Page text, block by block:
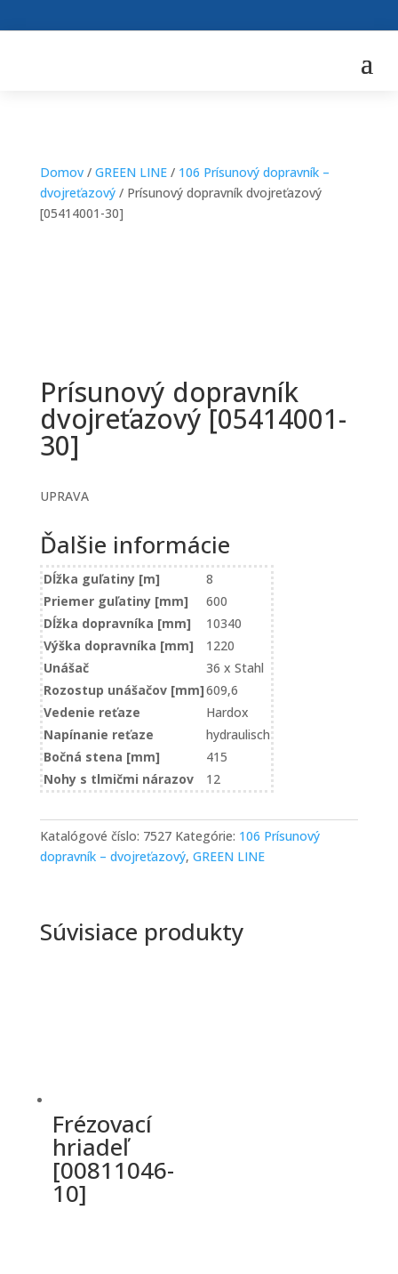
Domov/ GREEN LINE/ 106 Prísunový dopravník –
dvojreťazový/ Prísunový dopravník dvojreťazový
[05414001-30]
Prísunový dopravník
dvojreťazový [05414001-
30]
UPRAVA
Ďalšie informácie
Dĺžka guľatiny [m]
8
Priemer guľatiny [mm]
600
Dĺžka dopravníka [mm]
10340
Výška dopravníka [mm]
1220
Unášač
36 x Stahl
Rozostup unášačov [mm]609,6
Vedenie reťaze
Hardox
Napínanie reťaze
hydraulisch
Bočná stena [mm]
415
Nohy s tlmičmi nárazov
12
Katalógové číslo: 7527 Kategórie: 106 Prísunový
dopravník – dvojreťazový, GREEN LINE
Súvisiace produkty
Frézovací
hriadeľ
[00811046-
10]